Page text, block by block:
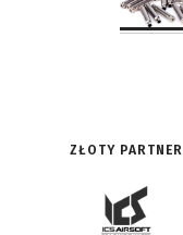
ZŁOTY PARTNER